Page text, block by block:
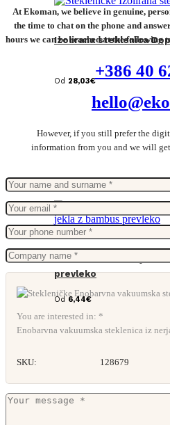
Izolirana steklenica
Od 28,03€
Steklenička iz
prevleko
Od6,44€
At Ekoman, we believe in genuine,
the time to chat on the phone and
hours we can be reached at the following
+386 40
However, if you still prefer the
information from you and we will
You are interested in: *
Enobarvna vakuumska steklenica iz
SKU: 128679